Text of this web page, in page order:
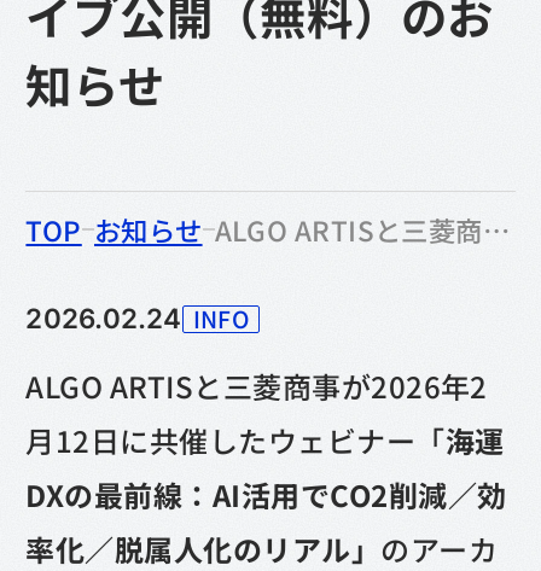
イブ公開（無料）のお
知らせ
TOP お知らせのなかの ALGO ARTISと三菱商事 共催ウェビナー「海運DXの最前線」アーカイブ公開（無料）のお知らせ
2026.02.24
カテゴリー
INFO
ALGO ARTISと三菱商事が2026年2
月12日に共催したウェビナー「海運
DXの最前線：AI活用でCO2削減／効
率化／脱属人化のリアル」 のアーカ